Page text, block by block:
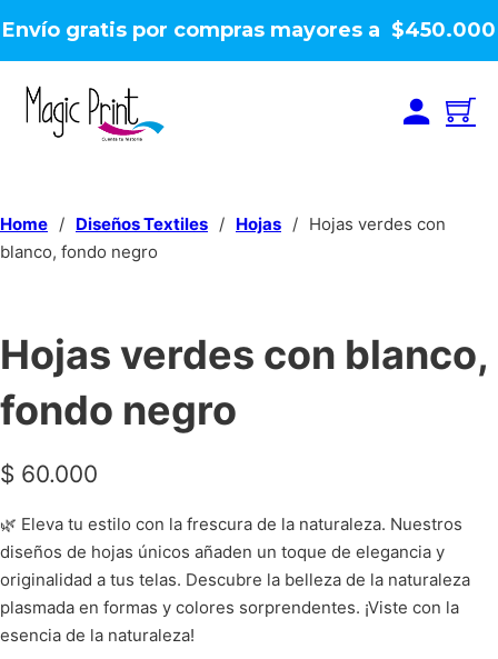
Envío gratis por compras mayores a $450.000
Home / Diseños Textiles / Hojas / Hojas verdes con
blanco, fondo negro
Hojas verdes con blanco,
fondo negro
$ 60.000
🌿 Eleva tu estilo con la frescura de la naturaleza. Nuestros
diseños de hojas únicos añaden un toque de elegancia y
originalidad a tus telas. Descubre la belleza de la naturaleza
plasmada en formas y colores sorprendentes. ¡Viste con la
esencia de la naturaleza!